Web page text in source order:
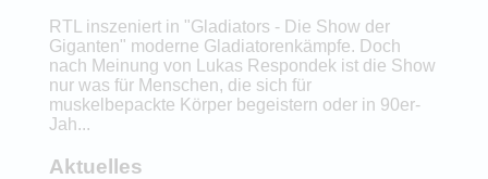
RTL inszeniert in "Gladiators - Die Show der
Giganten" moderne Gladiatorenkämpfe. Doch
nach Meinung von Lukas Respondek ist die Show
nur was für Menschen, die sich für
muskelbepackte Körper begeistern oder in 90er-
Jah...
Aktuelles